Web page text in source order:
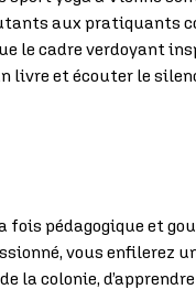
aux pratiquants
le cadre verdoyant
livre et écouter le
pédagogique et
vous enfilerez
la colonie,